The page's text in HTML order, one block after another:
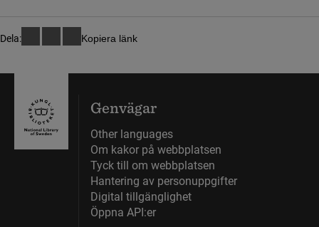
Dela: Kopiera länk
Genvägar
Other languages
Om kakor på webbplatsen
Tyck till om webbplatsen
Hantering av personuppgifter
Digital tillgänglighet
Öppna API:er